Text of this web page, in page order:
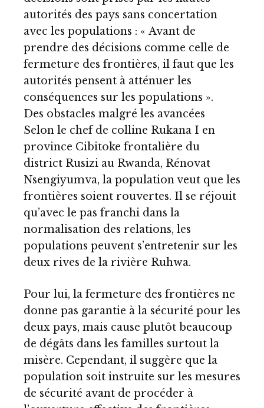
autorités des pays sans concertation
avec les populations : « Avant de
prendre des décisions comme celle de
fermeture des frontières, il faut que les
autorités pensent à atténuer les
conséquences sur les populations ».
Des obstacles malgré les avancées
Selon le chef de colline Rukana I en
province Cibitoke frontalière du
district Rusizi au Rwanda, Rénovat
Nsengiyumva, la population veut que les
frontières soient rouvertes. Il se réjouit
qu’avec le pas franchi dans la
normalisation des relations, les
populations peuvent s’entretenir sur les
deux rives de la rivière Ruhwa.
Pour lui, la fermeture des frontières ne
donne pas garantie à la sécurité pour les
deux pays, mais cause plutôt beaucoup
de dégâts dans les familles surtout la
misère. Cependant, il suggère que la
population soit instruite sur les mesures
de sécurité avant de procéder à